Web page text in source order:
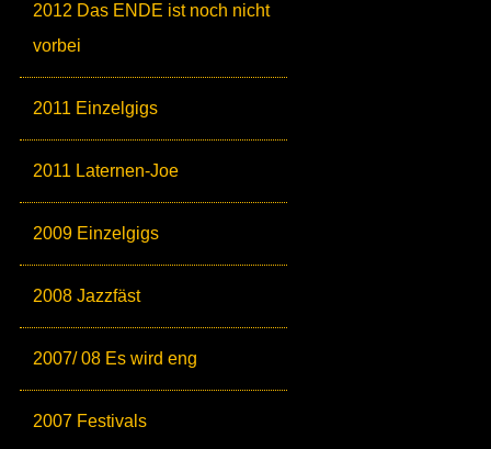
2012 Das ENDE ist noch nicht
vorbei
2011 Einzelgigs
2011 Laternen-Joe
2009 Einzelgigs
2008 Jazzfäst
2007/ 08 Es wird eng
2007 Festivals